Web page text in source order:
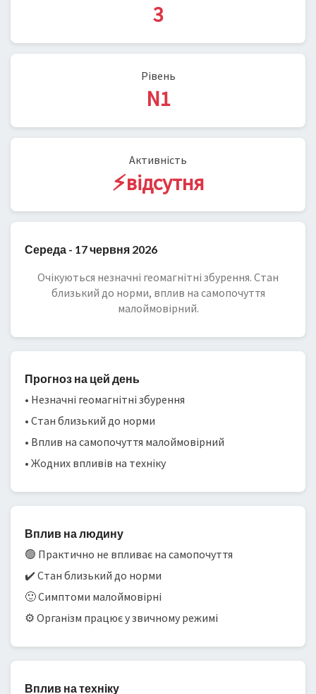
3
Рівень
N1
Активність
⚡відсутня
Середа - 17 червня 2026
Очікуються незначні геомагнітні збурення. Стан
близький до норми, вплив на самопочуття
малоймовірний.
Прогноз на цей день
• Незначні геомагнітні збурення
• Стан близький до норми
• Вплив на самопочуття малоймовірний
• Жодних впливів на техніку
Вплив на людину
🟢 Практично не впливає на самопочуття
✔️ Стан близький до норми
🙂 Симптоми малоймовірні
⚙️ Організм працює у звичному режимі
Вплив на техніку